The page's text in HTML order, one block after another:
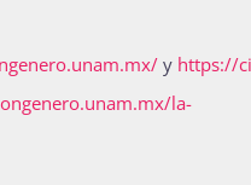
y https://
la-